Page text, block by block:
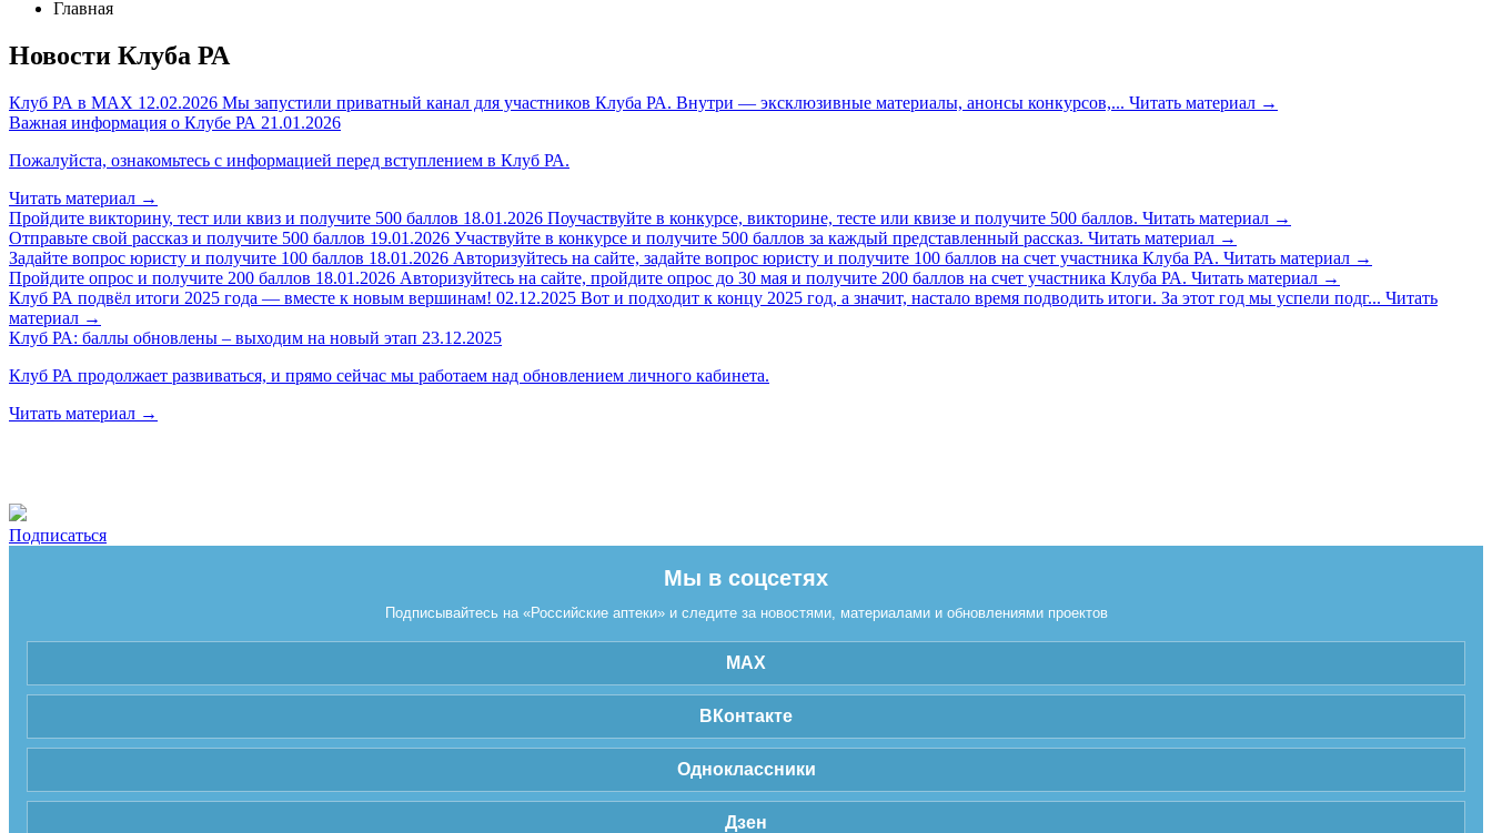
Главная
Новости Клуба РА
Клуб РА в MAX 12.02.2026 Мы запустили приватный канал для участников Клуба РА. Внутри — эксклюзивные материалы, анонсы конкурсов,... Читать материал →
Важная информация о Клубе РА 21.01.2026
Пожалуйста, ознакомьтесь с информацией перед вступлением в Клуб РА.
Читать материал →
Пройдите викторину, тест или квиз и получите 500 баллов 18.01.2026 Поучаствуйте в конкурсе, викторине, тесте или квизе и получите 500 баллов. Читать материал →
Отправьте свой рассказ и получите 500 баллов 19.01.2026 Участвуйте в конкурсе и получите 500 баллов за каждый представленный рассказ. Читать материал →
Задайте вопрос юристу и получите 100 баллов 18.01.2026 Авторизуйтесь на сайте, задайте вопрос юристу и получите 100 баллов на счет участника Клуба РА. Читать материал →
Пройдите опрос и получите 200 баллов 18.01.2026 Авторизуйтесь на сайте, пройдите опрос до 30 мая и получите 200 баллов на счет участника Клуба РА. Читать материал →
Клуб РА подвёл итоги 2025 года — вместе к новым вершинам! 02.12.2025 Вот и подходит к концу 2025 год, а значит, настало время подводить итоги. За этот год мы успели подг... Читать
материал →
Клуб РА: баллы обновлены – выходим на новый этап 23.12.2025
Клуб РА продолжает развиваться, и прямо сейчас мы работаем над обновлением личного кабинета.
Читать материал →
Подписаться
Мы в соцсетях
Подписывайтесь на «Российские аптеки» и следите за новостями, материалами и обновлениями проектов
MAX
ВКонтакте
Одноклассники
Дзен